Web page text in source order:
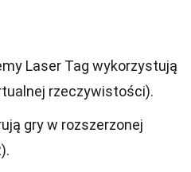
Laser Tag wykorzystują
rzeczywistości).
gry w rozszerzonej